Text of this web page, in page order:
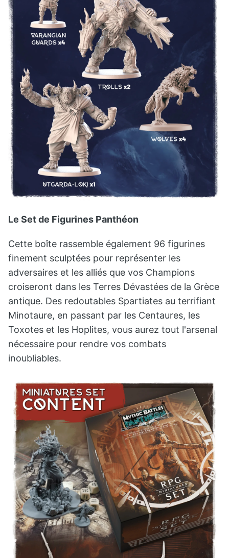
Le Set de Figurines Panthéon
Cette boîte rassemble également 96 figurines
finement sculptées pour représenter les
adversaires et les alliés que vos Champions
croiseront dans les Terres Dévastées de la Grèce
antique. Des redoutables Spartiates au terrifiant
Minotaure, en passant par les Centaures, les
Toxotes et les Hoplites, vous aurez tout l'arsenal
nécessaire pour rendre vos combats
inoubliables.